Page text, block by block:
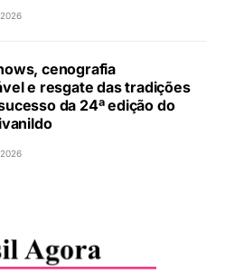
cenografia
e resgate das tradições
da 24ª edição do